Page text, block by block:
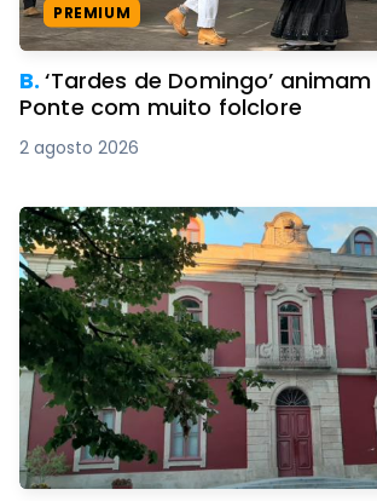
PREMIUM
B.‘Tardes de Domingo’
Ponte com muito folclore
2 agosto 2026